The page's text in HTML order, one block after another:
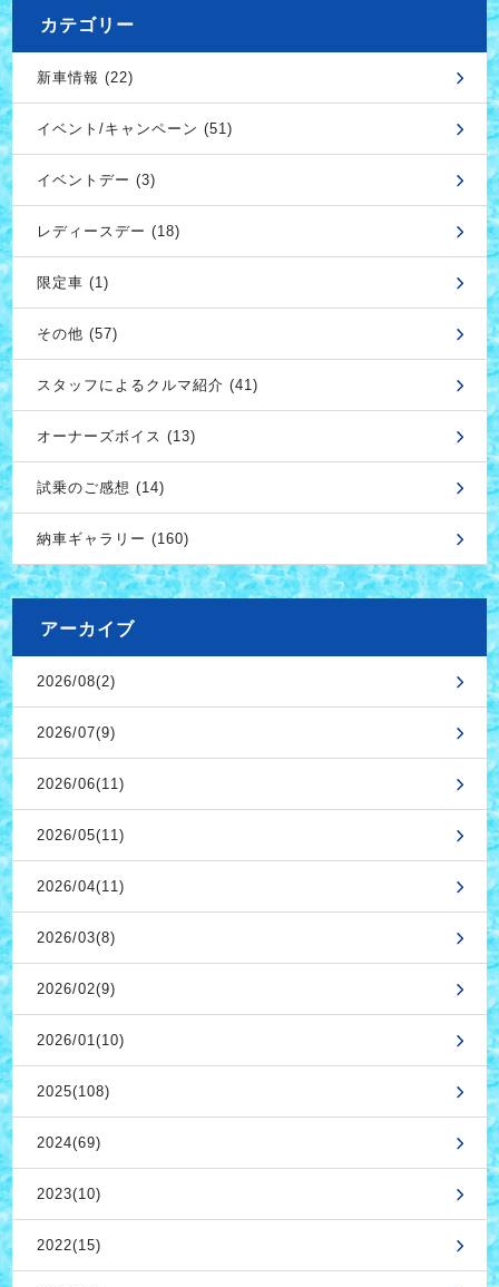
カテゴリー
新車情報 (22)
イベント/キャンペーン (51)
イベントデー (3)
レディースデー (18)
限定車 (1)
その他 (57)
スタッフによるクルマ紹介 (41)
オーナーズボイス (13)
試乗のご感想 (14)
納車ギャラリー (160)
アーカイブ
2026/08(2)
2026/07(9)
2026/06(11)
2026/05(11)
2026/04(11)
2026/03(8)
2026/02(9)
2026/01(10)
2025(108)
2024(69)
2023(10)
2022(15)